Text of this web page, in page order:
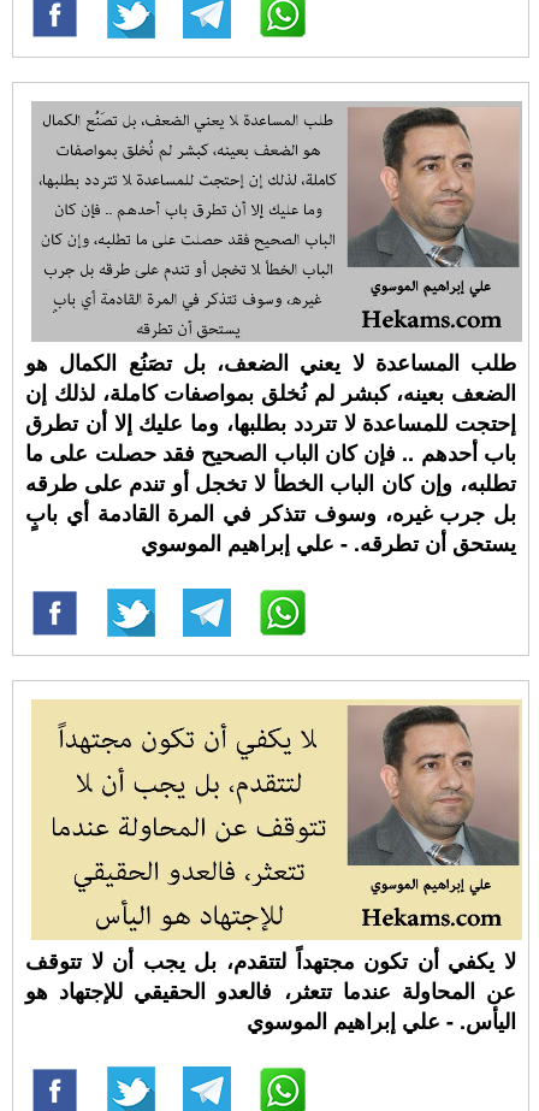
طلب المساعدة لا يعني الضعف، بل تصَنُع الكمال هو
الضعف بعينه، كبشر لم نُخلق بمواصفات كاملة، لذلك إن
إحتجت للمساعدة لا تتردد بطلبها، وما عليك إلا أن تطرق
باب أحدهم .. فإن كان الباب الصحيح فقد حصلت على ما
تطلبه، وإن كان الباب الخطأ لا تخجل أو تندم على طرقه
بل جرب غيره، وسوف تتذكر في المرة القادمة أي بابٍ
يستحق أن تطرقه. - علي إبراهيم الموسوي
لا يكفي أن تكون مجتهداً لتتقدم، بل يجب أن لا تتوقف
عن المحاولة عندما تتعثر، فالعدو الحقيقي للإجتهاد هو
اليأس. - علي إبراهيم الموسوي